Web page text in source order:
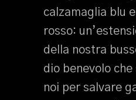
calzamaglia blu
rosso:
della nostra
dio benevolo
noi per salvare